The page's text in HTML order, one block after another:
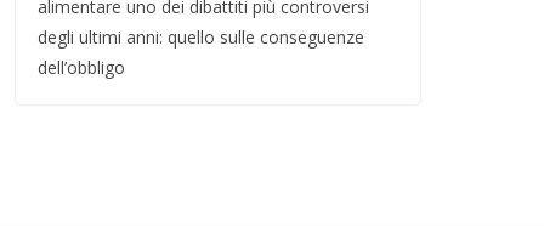
alimentare uno dei dibattiti più controversi
degli ultimi anni: quello sulle conseguenze
dell’obbligo